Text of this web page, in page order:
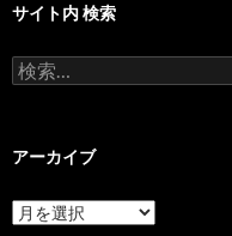
サイト内 検索
検
索:
アーカイブ
ア
ー